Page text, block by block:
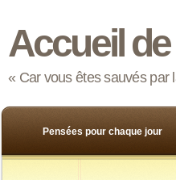
Accueil
« Car vous êtes sauvés par
Pensées pour chaque jour